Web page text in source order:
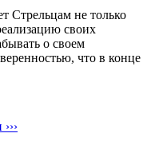
Стрельцам не только
своих
о своем
что в конце